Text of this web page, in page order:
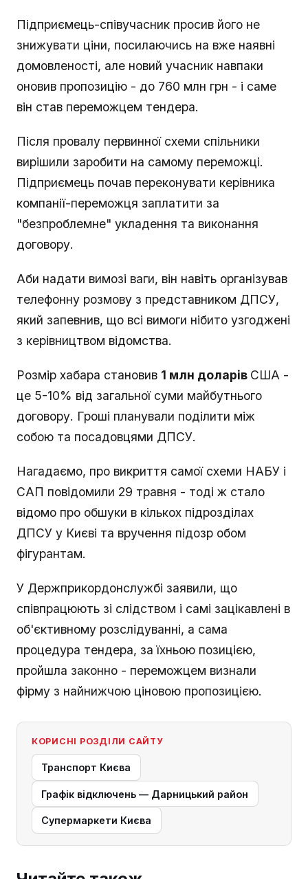
Підприємець-співучасник просив його не
знижувати ціни, посилаючись на вже наявні
домовленості, але новий учасник навпаки
оновив пропозицію - до 760 млн грн - і саме
він став переможцем тендера.
Після провалу первинної схеми спільники
вирішили заробити на самому переможці.
Підприємець почав переконувати керівника
компанії-переможця заплатити за
"безпроблемне" укладення та виконання
договору.
Аби надати вимозі ваги, він навіть організував
телефонну розмову з представником ДПСУ,
який запевнив, що всі вимоги нібито узгоджені
з керівництвом відомства.
Розмір хабара становив 1 млн доларів США -
це 5-10% від загальної суми майбутнього
договору. Гроші планували поділити між
собою та посадовцями ДПСУ.
Нагадаємо, про викриття самої схеми НАБУ і
САП повідомили 29 травня - тоді ж стало
відомо про обшуки в кількох підрозділах
ДПСУ у Києві та вручення підозр обом
фігурантам.
У Держприкордонслужбі заявили, що
співпрацюють зі слідством і самі зацікавлені в
об'єктивному розслідуванні, а сама
процедура тендера, за їхньою позицією,
пройшла законно - переможцем визнали
фірму з найнижчою ціновою пропозицією.
КОРИСНІ РОЗДІЛИ САЙТУ
Транспорт Києва
Графік відключень — Дарницький район
Супермаркети Києва